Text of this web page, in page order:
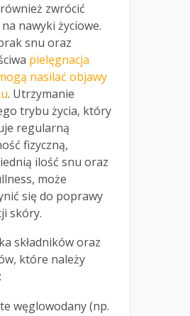
zwrócić
nawyki życiowe.
snu oraz
pielęgnacja
nasilać objawy
. Utrzymanie
trybu życia, który
regularną
fizyczną,
ilość snu oraz
może
się do poprawy
skóry.
składników oraz
które należy
węglowodany (np.